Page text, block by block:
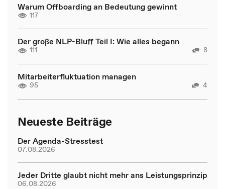
Warum Offboarding an Bedeutung gewinnt
117
Der große NLP-Bluff Teil I: Wie alles begann
111 8
Mitarbeiterfluktuation managen
95 4
Neueste Beiträge
Der Agenda-Stresstest
07.08.2026
Jeder Dritte glaubt nicht mehr ans Leistungsprinzip
06.08.2026